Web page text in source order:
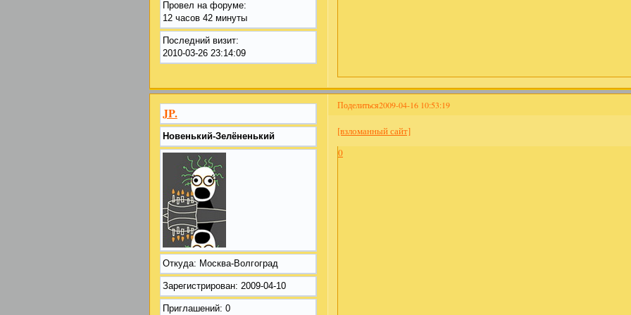
Провел на форуме:
12 часов 42 минуты
Последний визит:
2010-03-26 23:14:09
Поделиться2009-04-16 10:53:19
JP.
Новенький-Зелёненький
Откуда: Москва-Волгоград
Зарегистрирован: 2009-04-10
Приглашений: 0
[взломанный сайт]
0